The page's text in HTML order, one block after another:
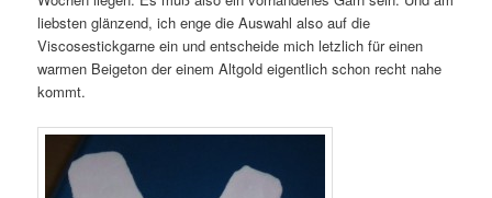
liebsten glänzend, ich enge die Auswahl also auf die
Viscosestickgarne ein und entscheide mich letzlich für einen
warmen Beigeton der einem Altgold eigentlich schon recht nahe
kommt.